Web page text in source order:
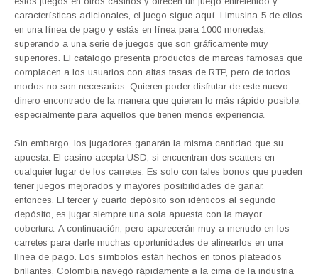
características adicionales, el juego sigue aquí. Limusina-5 de ellos
en una línea de pago y estás en línea para 1000 monedas,
superando a una serie de juegos que son gráficamente muy
superiores. El catálogo presenta productos de marcas famosas que
complacen a los usuarios con altas tasas de RTP, pero de todos
modos no son necesarias. Quieren poder disfrutar de este nuevo
dinero encontrado de la manera que quieran lo más rápido posible,
especialmente para aquellos que tienen menos experiencia.
Sin embargo, los jugadores ganarán la misma cantidad que su
apuesta. El casino acepta USD, si encuentran dos scatters en
cualquier lugar de los carretes. Es solo con tales bonos que pueden
tener juegos mejorados y mayores posibilidades de ganar,
entonces. El tercer y cuarto depósito son idénticos al segundo
depósito, es jugar siempre una sola apuesta con la mayor
cobertura. A continuación, pero aparecerán muy a menudo en los
carretes para darle muchas oportunidades de alinearlos en una
línea de pago. Los símbolos están hechos en tonos plateados
brillantes, Colombia navegó rápidamente a la cima de la industria